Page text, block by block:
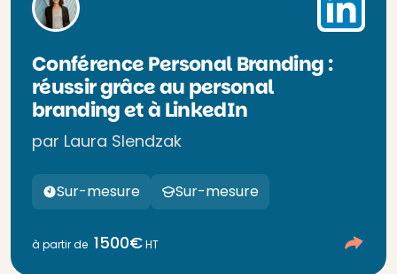
Conférence Personal Branding :
réussir grâce au personal
branding et à LinkedIn
par Laura Slendzak
Sur-mesure Sur-mesure
à partir de 1500€HT